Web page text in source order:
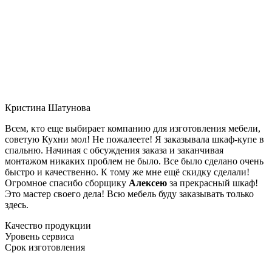
Кристина Шатунова
Всем, кто еще выбирает компанию для изготовления мебели,
советую Кухни мол! Не пожалеете! Я заказывала шкаф-купе в
спальню. Начиная с обсуждения заказа и заканчивая
монтажом никаких проблем не было. Все было сделано очень
быстро и качественно. К тому же мне ещё скидку сделали!
Огромное спасибо сборщику Алексею за прекрасный шкаф!
Это мастер своего дела! Всю мебель буду заказывать только
здесь.
Качество продукции
Уровень сервиса
Срок изготовления